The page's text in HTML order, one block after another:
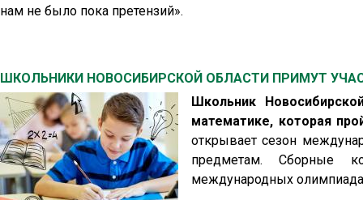
нам не было пока претензий».
ШКОЛЬНИКИ НОВОСИБИРСКОЙ ОБЛАСТИ ПРИМУТ
Школьник
математике, которая
открывает сезон
предметам. Сборные
международных